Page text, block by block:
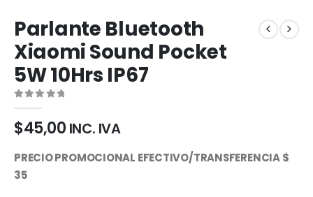
Parlante Bluetooth
Xiaomi Sound Pocket
5W 10Hrs IP67
0out of 5
$45,00 INC. IVA
PRECIO PROMOCIONAL EFECTIVO/TRANSFERENCIA $
35